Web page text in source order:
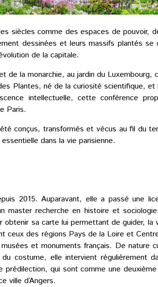
siècles comme des espaces de pouvoir,
dessinées et leurs massifs plantés se
de la capitale.
de la monarchie, au jardin du Luxembourg,
Plantes, né de la curiosité scientifique, et
intellectuelle, cette conférence
Paris.
conçus, transformés et vécus au fil du
dans la vie parisienne.
2015. Auparavant, elle a passé une
master recherche en histoire et
obtenir sa carte lui permettant de guider, la
ceux des régions Pays de la Loire et
et monuments français. De nature
costume, elle intervient régulièrement
qui sont comme une
ville d’Angers.